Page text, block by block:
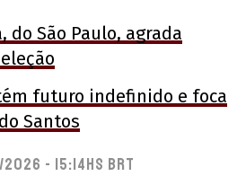
do São Paulo, agrada
futuro indefinido e foca
Santos
- 15:14hs BRT